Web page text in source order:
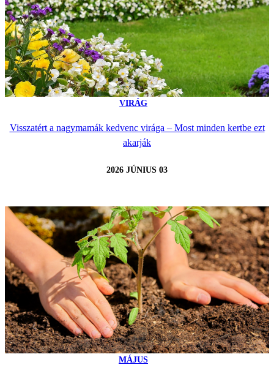
VIRÁG
Visszatért a nagymamák kedvenc virága – Most minden kertbe ezt
akarják
2026 JÚNIUS 03
MÁJUS